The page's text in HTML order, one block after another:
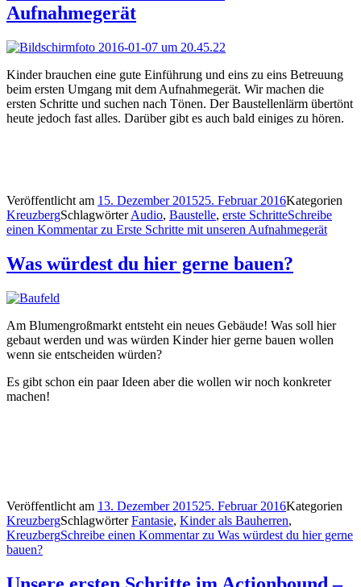
Aufnahmegerät
Kinder brauchen eine gute Einführung und eins zu eins Betreuung
beim ersten Umgang mit dem Aufnahmegerät. Wir machen die
ersten Schritte und suchen nach Tönen. Der Baustellenlärm übertönt
heute jedoch fast alles. Darüber gibt es auch bald einiges zu hören.
Veröffentlicht am 15. Dezember 201525. Februar 2016Kategorien
KreuzbergSchlagwörterAudio, Baustelle, erste SchritteSchreibe
einen Kommentarzu Erste Schritte mit unseren Aufnahmegerät
Was würdest du hier gerne bauen?
Am Blumengroßmarkt entsteht ein neues Gebäude! Was soll hier
gebaut werden und was würden Kinder hier gerne bauen wollen
wenn sie entscheiden würden?
Es gibt schon ein paar Ideen aber die wollen wir noch konkreter
machen!
Veröffentlicht am 13. Dezember 201525. Februar 2016Kategorien
KreuzbergSchlagwörterFantasie, Kinder als Bauherren,
KreuzbergSchreibe einen Kommentarzu Was würdest du hier gerne
bauen?